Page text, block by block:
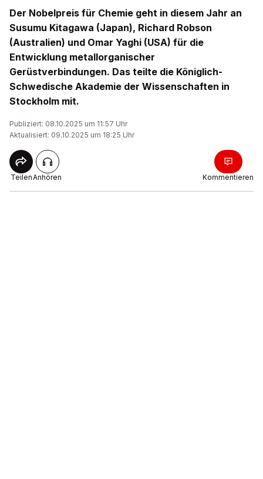
Der Nobelpreis für Chemie geht in diesem Jahr an
Susumu Kitagawa (Japan), Richard Robson
(Australien) und Omar Yaghi (USA) für die
Entwicklung metallorganischer
Gerüstverbindungen. Das teilte die Königlich-
Schwedische Akademie der Wissenschaften in
Stockholm mit.
Publiziert: 08.10.2025 um 11:57 Uhr
Aktualisiert: 09.10.2025 um 18:25 Uhr
TeilenAnhören Kommentieren